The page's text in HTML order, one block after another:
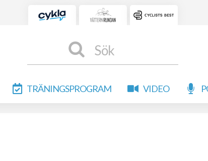
Sök
TRÄNINGSPROGRAM VIDEO